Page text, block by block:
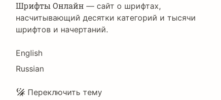
Шрифты Онлайн — сайт о шрифтах,
насчитывающий десятки категорий и тысячи
шрифтов и начертаний.
Language
English
Russian
Подвал
Переключить тему